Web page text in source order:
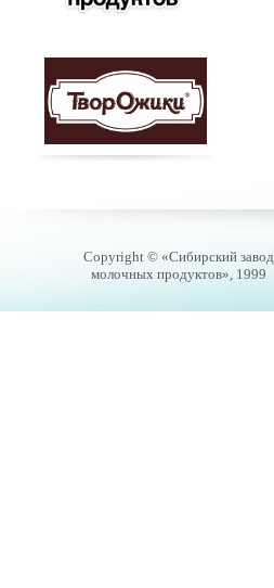
Copyright © «Сибирский завод
молочных продуктов», 1999